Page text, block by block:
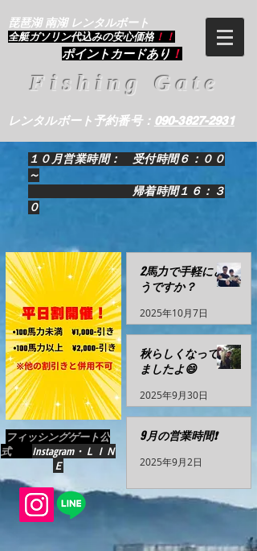
琵琶湖 南湖 レンタルボート
​全艇ガソリン代込みの安心価格 ！！
ポイントカードあり ！
Fishing Gate
レンタルボート予約番号： 090-3827-2931
１０月営業時間： 受付時間６：００
～
帰着時間１６：３
０
フィッシングゲート公
式 Instagram・ＬＩＮ
Ｅ
2馬力で手軽にど
うですか？
2025年10月7日
秋らしくなってき
ましたよ😄
2025年9月30日
9月の営業時間❗️
2025年9月2日